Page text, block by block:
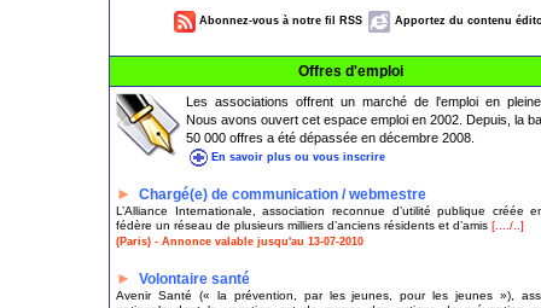
Abonnez-vous à notre fil RSS Apportez du contenu
Offres d'emploi
Les associations offrent un marché de l'emploi en
Nous avons ouvert cet espace emploi en 2002. Depuis, la
50 000 offres a été dépassée en décembre 2008.
En savoir plus ou vous inscrire
► Chargé(e) de communication / webmestre
L’Alliance Internationale, association reconnue d’utilité publique créée
fédère un réseau de plusieurs milliers d’anciens résidents et d’amis [..../..]
(Paris) - Annonce valable jusqu'au 13-07-2010
► Volontaire santé
Avenir Santé (« la prévention, par les jeunes, pour les jeunes »),